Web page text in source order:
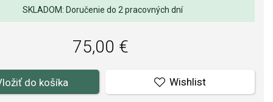
predajcom PANDORA (www.Pandora.net). Môžete si byť
SKLADOM: Doručenie do 2 pracovných dní
75,00 €
do košíka Wishlist